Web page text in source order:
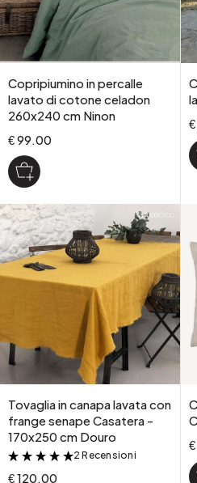
Copripiumino in percalle
lavato di cotone celadon
260x240 cm Ninon
€ 99.00
Tovaglia in canapa lavata con
frange senape Casatera -
170x250 cm Douro
&
2 Recensioni
€ 120.00